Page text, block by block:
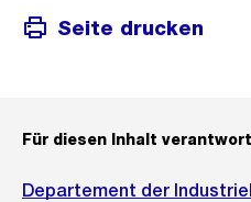
Seite drucken
Für diesen Inhalt
Departement der